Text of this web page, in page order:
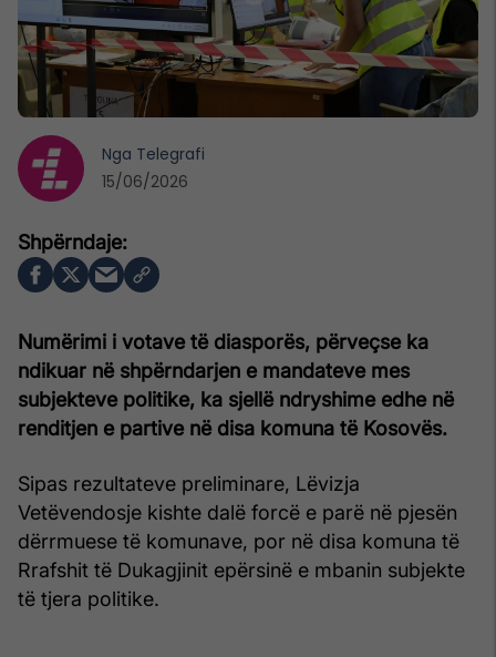
Numërimi i votave të diasporës, përveçse ka
ndikuar në shpërndarjen e mandateve mes
subjekteve politike, ka sjellë ndryshime edhe në
renditjen e partive në disa komuna të Kosovës.
Sipas rezultateve preliminare, Lëvizja
Vetëvendosje kishte dalë forcë e parë në pjesën
dërrmuese të komunave, por në disa komuna të
Rrafshit të Dukagjinit epërsinë e mbanin subjekte
të tjera politike.
Nga Telegrafi
15/06/2026